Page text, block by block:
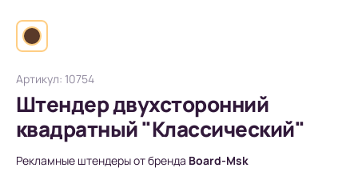
Артикул: 10754
Штендер двухсторонний
квадратный "Классический"
Рекламные штендеры от бренда Board-Msk